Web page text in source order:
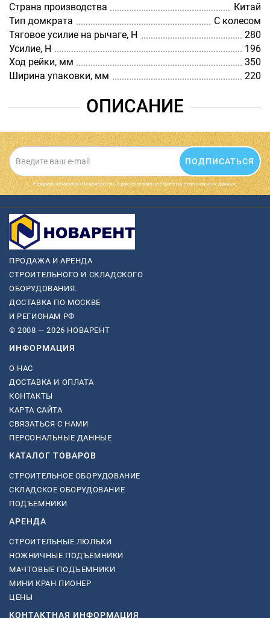
Страна производства
Китай
Тип домкрата
С колесом
Тяговое усилие на рычаге, Н
280
Усилие, Н
196
Ход рейки, мм
350
Ширина упаковки, мм
220
ОПИСАНИЕ
ПОДПИСАТЬСЯ
Нажимая на кнопку «Подписаться», я даю cогласие на обработку персональных данных.
ПРОДАЖА И АРЕНДА
СТРОИТЕЛЬНОГО И СКЛАДСКОГО
ОБОРУДОВАНИЯ.
ДОСТАВКА ПО МОСКВЕ
И РЕГИОНАМ РФ
© 2008 — 2026 НОВАРЕНТ
ИНФОРМАЦИЯ
О НАС
ДОСТАВКА И ОПЛАТА
КОНТАКТЫ
КАРТА САЙТА
СВЯЗАТЬСЯ С НАМИ
ПЕРСОНАЛЬНЫЕ ДАННЫЕ
КАТАЛОГ ТОВАРОВ
СТРОИТЕЛЬНОЕ ОБОРУДОВАНИЕ
СКЛАДСКОЕ ОБОРУДОВАНИЕ
ПОДЪЕМНИКИ
АРЕНДА
СТРОИТЕЛЬНЫЕ ЛЮЛЬКИ
НОЖНИЧНЫЕ ПОДЪЕМНИКИ
МАЧТОВЫЕ ПОДЪЕМНИКИ
МИНИ КРАН ПИОНЕР
ЦЕНЫ
КОНТАКТНАЯ ИНФОРМАЦИЯ